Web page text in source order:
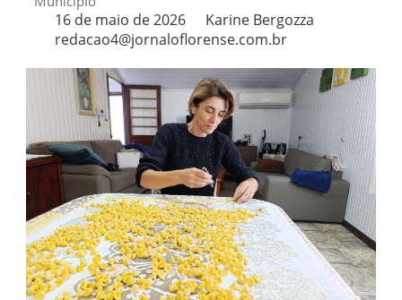
16 de maio de 2026
Karine Bergozza
redacao4@jornaloflorense.com.br